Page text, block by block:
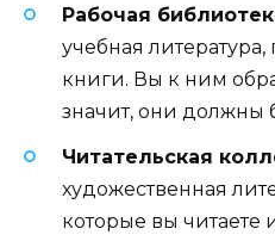
Рабочая
учебная
книги. Вы к ним
значит, они должны
Читательская
художественная
которые вы читаете